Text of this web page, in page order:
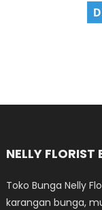
NELLY FLORIST
Toko Bunga Nelly
karangan bunga,